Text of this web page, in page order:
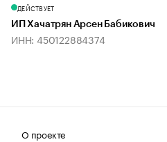
ДЕЙСТВУЕТ
ИП Хачатрян Арсен Бабикович
ИНН: 450122884374
О проекте